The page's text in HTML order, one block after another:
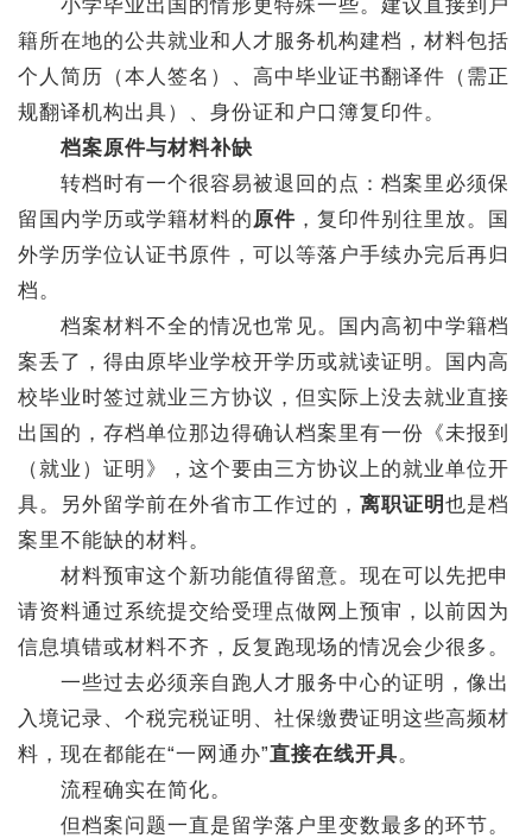
小学毕业出国的情形更特殊一些。建议直接到户
籍所在地的公共就业和人才服务机构建档，材料包括
个人简历（本人签名）、高中毕业证书翻译件（需正
规翻译机构出具）、身份证和户口簿复印件。
档案原件与材料补缺
转档时有一个很容易被退回的点：档案里必须保
留国内学历或学籍材料的原件 ，复印件别往里放。国
外学历学位认证书原件，可以等落户手续办完后再归
档。
档案材料不全的情况也常见。国内高初中学籍档
案丢了，得由原毕业学校开学历或就读证明。国内高
校毕业时签过就业三方协议，但实际上没去就业直接
出国的，存档单位那边得确认档案里有一份《未报到
（就业）证明》，这个要由三方协议上的就业单位开
具。另外留学前在外省市工作过的， 离职证明也是档
案里不能缺的材料。
材料预审这个新功能值得留意。现在可以先把申
请资料通过系统提交给受理点做网上预审，以前因为
信息填错或材料不齐，反复跑现场的情况会少很多。
一些过去必须亲自跑人才服务中心的证明，像出
入境记录、个税完税证明、社保缴费证明这些高频材
料，现在都能在“一网通办”直接在线开具。
流程确实在简化。
但档案问题一直是留学落户里变数最多的环节。